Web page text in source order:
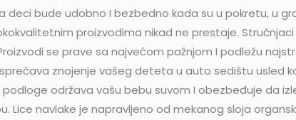
bude udobno I bezbedno kada su u pokretu, u
proizvodima nikad ne prestaje.
se prave sa najvećom pažnjom I podležu
znojenje vašeg deteta u auto sedištu usled
održava vašu bebu suvom I obezbeđuje da
Lice navlake je napravljeno od mekanog sloja